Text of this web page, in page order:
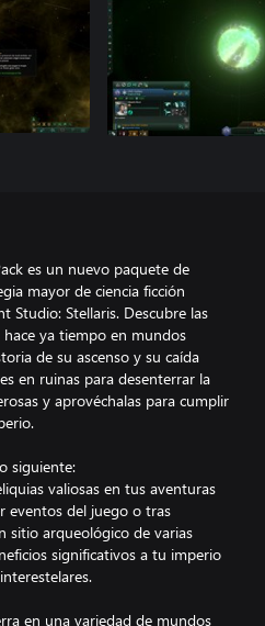
es un nuevo paquete de
mayor de ciencia ficción
Studio: Stellaris. Descubre las
ya tiempo en mundos
de su ascenso y su caída
en ruinas para desenterrar la
y aprovéchalas para cumplir
siguiente:
valiosas en tus aventuras
eventos del juego o tras
sitio arqueológico de varias
significativos a tu imperio
en una variedad de mundos